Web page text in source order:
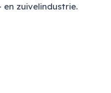
en zuivelindustrie.